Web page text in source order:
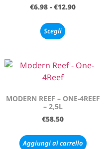
€6.98 - €12.90
Scegli
MODERN REEF – ONE-4REEF
– 2,5L
€58.50
Aggiungi al carrello